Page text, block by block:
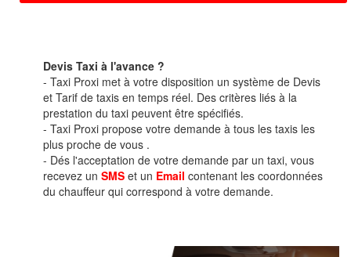
Devis Taxi à l'avance ?
- Taxi Proxi met à votre disposition un système de Devis
et Tarif de taxis en temps réel. Des critères liés à la
prestation du taxi peuvent être spécifiés.
- Taxi Proxi propose votre demande à tous les taxis les
plus proche de vous .
- Dés l'acceptation de votre demande par un taxi, vous
recevez un SMS et un Email contenant les coordonnées
du chauffeur qui correspond à votre demande.